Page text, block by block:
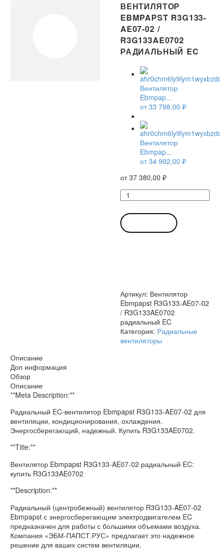
ВЕНТИЛЯТОР
EBMPAPST R3G133-
AE07-02 /
R3G133AE0702
РАДИАЛЬНЫЙ EC
Вентилятор
Ebmpap...
от33 798,00 ₽
Вентилятор
Ebmpap...
от34 992,00 ₽
от37 380,00 ₽
Количество
товара
Вентилятор
Ebmpapst
R3G133-
Артикул: Вентилятор
Ebmpapst R3G133-AE07-02
/ R3G133AE0702
радиальный EC
Категория: Радиальные
вентиляторы
Описание
Доп информация
Обзор
Описание
**Meta Description:**
Радиальный EC-вентилятор Ebmpapst R3G133-AE07-02 для
вентиляции, кондиционирования, охлаждения.
Энергосберегающий, надежный. Купить R3G133AE0702.
**Title:**
Вентилятор Ebmpapst R3G133-AE07-02 радиальный EC:
купить R3G133AE0702
**Description:**
Радиальный (центробежный) вентилятор R3G133-AE07-02
Ebmpapst с энергосберегающим электродвигателем EC
предназначен для работы с большими объемами воздуха.
Компания «ЭБМ-ПАПСТ.РУС» предлагает это надежное
решение для ваших систем вентиляции.